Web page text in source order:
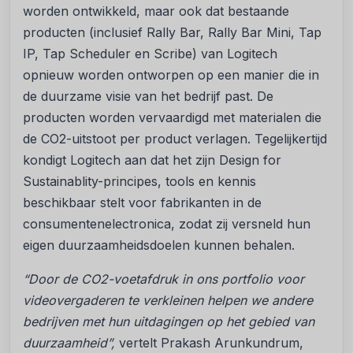
worden ontwikkeld, maar ook dat bestaande
producten (inclusief Rally Bar, Rally Bar Mini, Tap
IP, Tap Scheduler en Scribe) van Logitech
opnieuw worden ontworpen op een manier die in
de duurzame visie van het bedrijf past. De
producten worden vervaardigd met materialen die
de CO2-uitstoot per product verlagen. Tegelijkertijd
kondigt Logitech aan dat het zijn Design for
Sustainablity-principes, tools en kennis
beschikbaar stelt voor fabrikanten in de
consumentenelectronica, zodat zij versneld hun
eigen duurzaamheidsdoelen kunnen behalen.
“Door de CO2-voetafdruk in ons portfolio voor
videovergaderen te verkleinen helpen we andere
bedrijven met hun uitdagingen op het gebied van
duurzaamheid”, vertelt Prakash Arunkundrum,